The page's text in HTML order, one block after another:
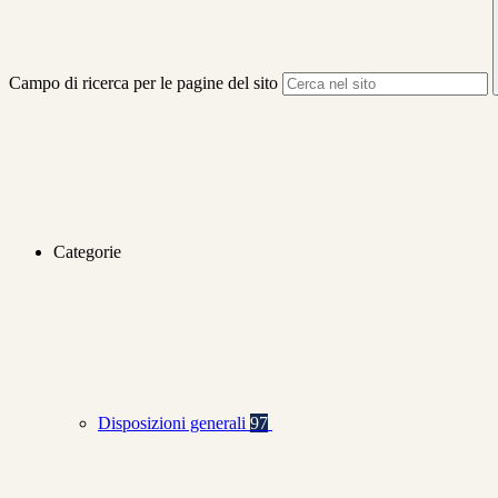
Campo di ricerca per le pagine del sito
Categorie
Disposizioni generali 97